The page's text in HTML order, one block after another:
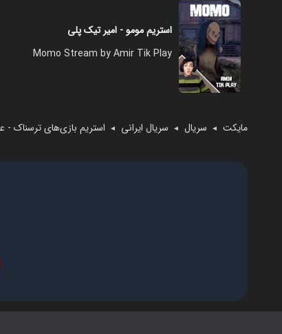
استریم مومو - امیر تیک پلی
Momo Stream by Amir Tik Play
مایکت ◄ سریال ◄ سریال ایرانی ◄ استریم بازی‌های ترسناک -